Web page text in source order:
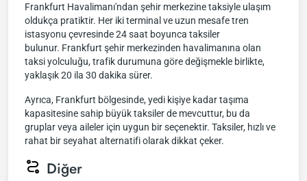
Frankfurt Havalimanı'ndan şehir merkezine taksiyle ulaşım
oldukça pratiktir. Her iki terminal ve uzun mesafe tren
istasyonu çevresinde 24 saat boyunca taksiler
bulunur. Frankfurt şehir merkezinden havalimanına olan
taksi yolculuğu, trafik durumuna göre değişmekle birlikte,
yaklaşık 20 ila 30 dakika sürer.
Ayrıca, Frankfurt bölgesinde, yedi kişiye kadar taşıma
kapasitesine sahip büyük taksiler de mevcuttur, bu da
gruplar veya aileler için uygun bir seçenektir. Taksiler, hızlı ve
rahat bir seyahat alternatifi olarak dikkat çeker.
Diğer